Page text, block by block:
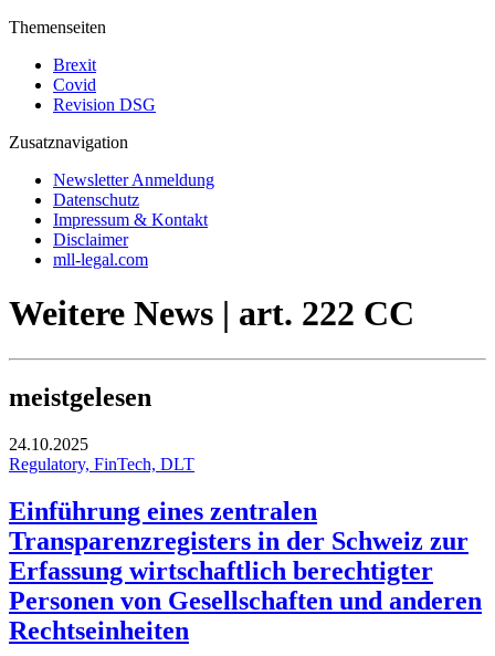
Themenseiten
Brexit
Covid
Revision DSG
Zusatznavigation
Newsletter Anmeldung
Datenschutz
Impressum & Kontakt
Disclaimer
mll-legal.com
Weitere News | art. 222 CC
meistgelesen
24.10.2025
Regulatory, FinTech, DLT
Einführung eines zentralen
Transparenzregisters in der Schweiz zur
Erfassung wirtschaftlich berechtigter
Personen von Gesellschaften und anderen
Rechtseinheiten